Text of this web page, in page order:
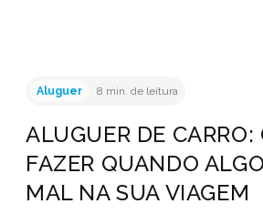
Aluguer 8 min. de leitura
ALUGUER DE CARRO:
FAZER QUANDO
MAL NA SUA VIAGEM